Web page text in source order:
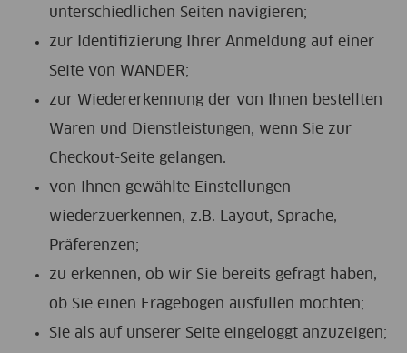
unterschiedlichen Seiten navigieren;
zur Identifizierung Ihrer Anmeldung auf einer
Seite von WANDER;
zur Wiedererkennung der von Ihnen bestellten
Waren und Dienstleistungen, wenn Sie zur
Checkout-Seite gelangen.
von Ihnen gewählte Einstellungen
wiederzuerkennen, z.B. Layout, Sprache,
Präferenzen;
zu erkennen, ob wir Sie bereits gefragt haben,
ob Sie einen Fragebogen ausfüllen möchten;
Sie als auf unserer Seite eingeloggt anzuzeigen;